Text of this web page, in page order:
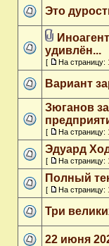
Это
удивлён...
[ На страницу:
Вариант
Зюганов
[ На страницу:
Эдуард
[ На страницу:
Полный
[ На страницу:
Три
22 июня